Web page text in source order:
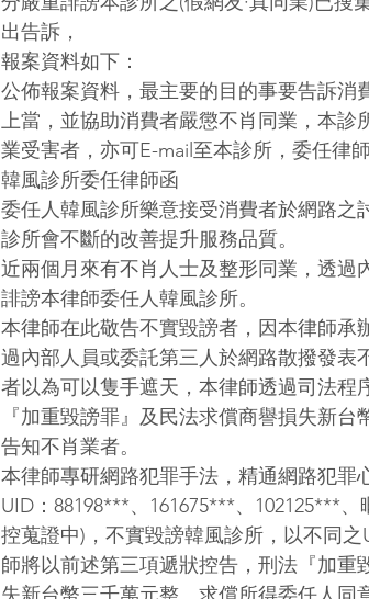
出告訴，
報案資料如下：
公佈報案資料，最主要的目的事要告訴
上當，並協助消費者嚴懲不肖同業，本診
業受害者，亦可E-mail至本診所，委任律
韓風診所委任律師函
委任人韓風診所樂意接受消費者於網路之
診所會不斷的改善提升服務品質。
近兩個月來有不肖人士及整形同業，透過
誹謗本律師委任人韓風診所。
本律師在此敬告不實毀謗者，因本律師
過內部人員或委託第三人於網路散撥發
者以為可以隻手遮天，本律師透過司法程
『加重毀謗罪』及民法求償商譽損失新
告知不肖業者。
本律師專研網路犯罪手法，精通網路犯罪
UID：88198***、161675***、102125***
控蒐證中)，不實毀謗韓風診所，以不同
師將以前述第三項遞狀控告，刑法『加